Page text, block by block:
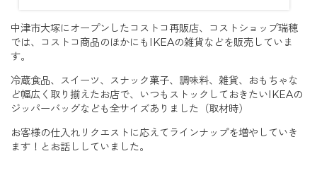
中津市大塚にオープンしたコストコ再販店、コストショップ瑞穂
では、コストコ商品のほかにもIKEAの雑貨などを販売していま
す。
冷蔵食品、スイーツ、スナック菓子、調味料、雑貨、おもちゃな
ど幅広く取り揃えたお店で、いつもストックしておきたいIKEAの
ジッパーバッグなども全サイズありました（取材時）
お客様の仕入れリクエストに応えてラインナップを増やしていき
ます！とお話ししていました。